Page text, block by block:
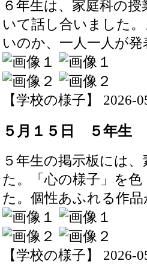
６年生は、家庭科の
いて話し合いました
いのか、一人一人が
【学校の様子】 2026-
５月１５日 ５年生
５年生の掲示板には
た。「心の様子」を
た。個性あふれる作
【学校の様子】 2026-